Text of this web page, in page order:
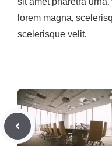
lorem magna,
scelerisque velit.